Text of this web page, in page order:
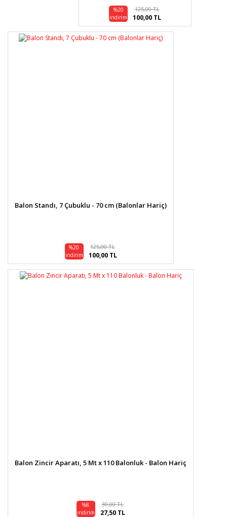
Gönder
%20
indirim
125,00 TL
100,00 TL
Balon Standı, 7 Çubuklu - 70 cm (Balonlar Hariç)
%20
indirim
125,00 TL
100,00 TL
Balon Zincir Aparatı, 5 Mt x 110 Balonluk - Balon Hariç
%8
indirim
30,00 TL
27,50 TL